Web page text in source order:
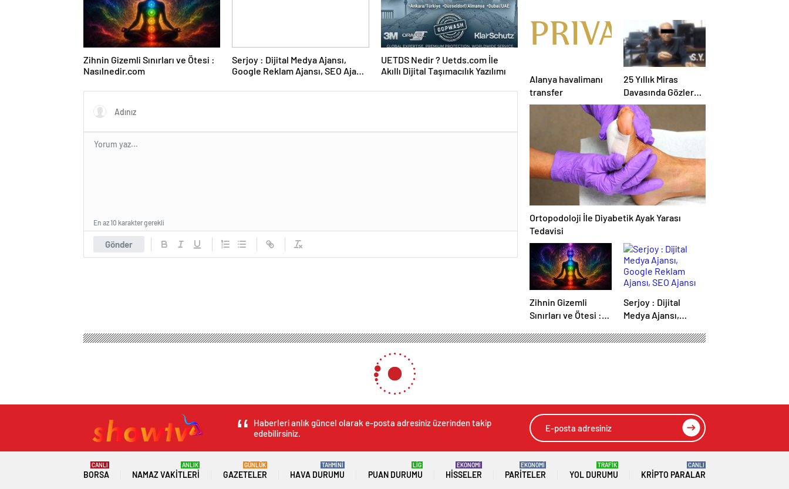
Zihnin Gizemli Sınırları ve Ötesi :
Nasılnedir.com
Serjoy : Dijital Medya Ajansı,
Google Reklam Ajansı, SEO Ajansı
UETDS Nedir ? Uetds.com İle
Akıllı Dijital Taşımacılık Yazılımı
Gönder
En az 10 karakter gerekli
Alanya havalimanı
transfer
25 Yıllık Miras
Davasında Gözler
Temmuz Ayındaki
Karar Duruşmasına
Çevrildi
Ortopodoloji İle Diyabetik Ayak Yarası
Tedavisi
Zihnin Gizemli
Sınırları ve Ötesi :
Serjoy : Dijital
Medya Ajansı,
Ajansı, SEO Ajansı
Haberleri anlık güncel olarak e-posta adresiniz üzerinden takip
edebilirsiniz.
BORSA
CANLI
NAMAZ VAKITLERI
ANLIK
GAZETELER
GÜNLÜK
HAVA DURUMU
TAHMİNİ
PUAN DURUMU
LİG
HISSELER
EKONOMİ
PARITELER
EKONOMİ
YOL DURUMU
TRAFİK
KRIPTO PARALAR
CANLI